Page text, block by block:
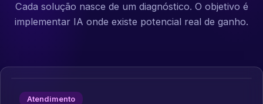
Cada solução nasce de um diagnóstico. O objetivo é
implementar IA onde existe potencial real de ganho.
Atendimento